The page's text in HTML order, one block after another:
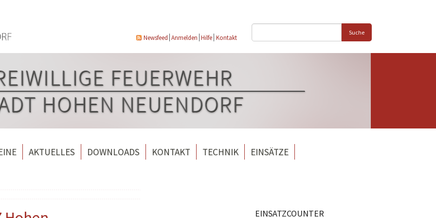
Newsfeed Anmelden Hilfe Kontakt
Suche
Hohen Neuendorf
AKTUELLES DOWNLOADS KONTAKT TECHNIK EINSÄTZE
EINSATZCOUNTER